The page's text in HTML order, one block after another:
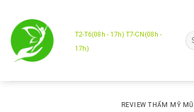
content
T2-T6(08h - 17h) T7-CN(08h -
17h)
REVIEW THẨM MỸ MŨI